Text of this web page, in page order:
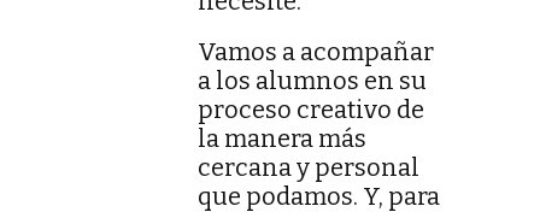
Vamos a acompañar
a los alumnos en su
proceso creativo de
la manera más
cercana y personal
que podamos. Y, para